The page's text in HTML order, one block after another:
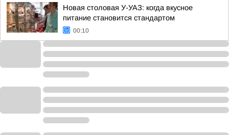
Новая столовая У-УАЗ: когда вкусное
питание становится стандартом
00:10